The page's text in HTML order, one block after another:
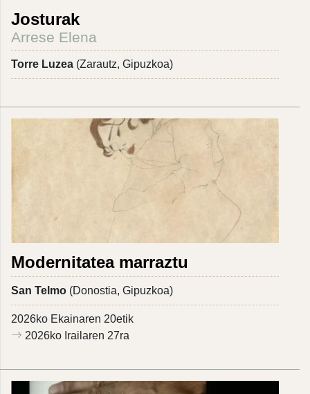
Josturak
Arrese Elena
Torre Luzea (Zarautz, Gipuzkoa)
Modernitatea marraztu
San Telmo (Donostia, Gipuzkoa)
2026ko Ekainaren 20etik
2026ko Irailaren 27ra